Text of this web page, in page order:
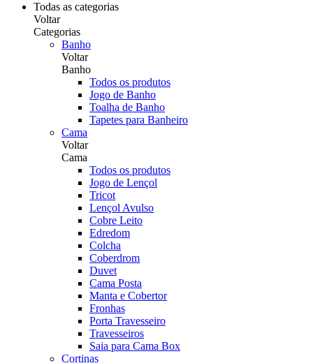
Todas as categorias
Voltar
Categorias
Banho
Voltar
Banho
Todos os produtos
Jogo de Banho
Toalha de Banho
Tapetes para Banheiro
Cama
Voltar
Cama
Todos os produtos
Jogo de Lençol
Tricot
Lençol Avulso
Cobre Leito
Edredom
Colcha
Coberdrom
Duvet
Cama Posta
Manta e Cobertor
Fronhas
Porta Travesseiro
Travesseiros
Saia para Cama Box
Cortinas